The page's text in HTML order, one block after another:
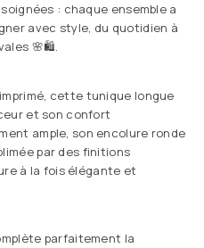
: chaque ensemble a
avec style, du quotidien à
🌸🛍️.
cette tunique longue
et son confort
ample, son encolure ronde
par des finitions
à la fois élégante et
parfaitement la